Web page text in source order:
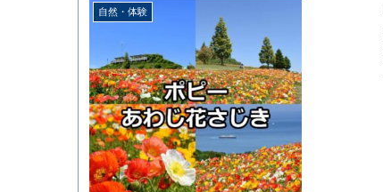
自然・体験